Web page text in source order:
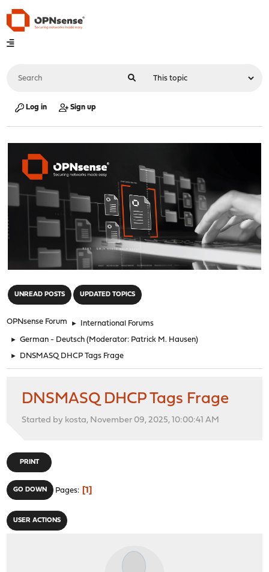
Log in Sign up
UNREAD POSTS UPDATED TOPICS
OPNsense Forum ► International Forums
► German - Deutsch (Moderator: Patrick M. Hausen)
► DNSMASQ DHCP Tags Frage
DNSMASQ DHCP Tags Frage
Started by kosta, November 09, 2025, 10:00:41 AM
PRINT
GO DOWN Pages 1
USER ACTIONS